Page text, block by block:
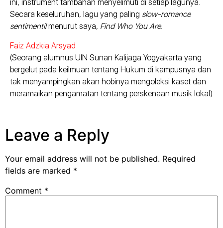
ini, instrument tambahan menyelimuti di setiap lagunya.
Secara keseluruhan, lagu yang paling slow-romance
sentimentilmenurut saya, Find Who You Are.
Faiz Adzkia Arsyad
(Seorang alumnus UIN Sunan Kalijaga Yogyakarta yang
bergelut pada keilmuan tentang Hukum di kampusnya dan
tak menyampingkan akan hobinya mengoleksi kaset dan
meramaikan pengamatan tentang perskenaan musik lokal)
Leave a Reply
Your email address will not be published. Required
fields are marked *
Comment *